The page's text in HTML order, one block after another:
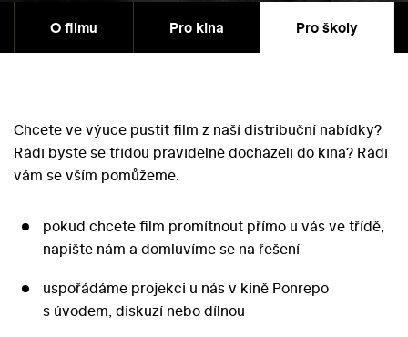
O filmu Pro kina Pro školy
Chcete ve výuce pustit film z naší distribuční nabídky?
Rádi byste se třídou pravidelně docházeli do kina? Rádi
vám se vším pomůžeme.
pokud chcete film promítnout přímo u vás ve třídě,
napište nám a domluvíme se na řešení
uspořádáme projekci u nás v kině Ponrepo
s úvodem, diskuzí nebo dílnou